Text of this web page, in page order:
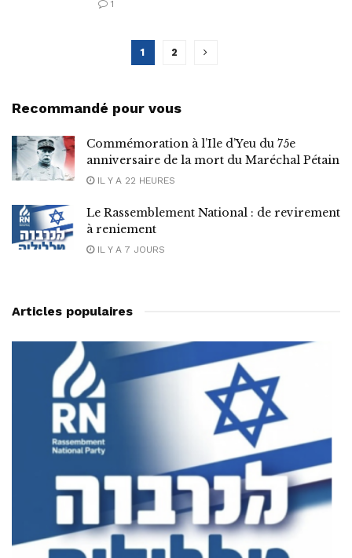
1
1 2
Recommandé pour vous
Commémoration à l’Ile d’Yeu du 75e
anniversaire de la mort du Maréchal Pétain
IL Y A 22 HEURES
Le Rassemblement National : de revirement
à reniement
IL Y A 7 JOURS
Articles populaires